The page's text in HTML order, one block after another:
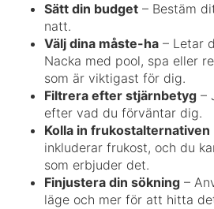
Sätt din budget – Bestäm
natt.
Välj dina måste-ha – Letar
Nacka med pool, spa eller
som är viktigast för dig.
Filtrera efter stjärnbetyg –
efter vad du förväntar dig.
Kolla in frukostalternativen
inkluderar frukost, och du
som erbjuder det.
Finjustera din sökning –
läge och mer för att hitta